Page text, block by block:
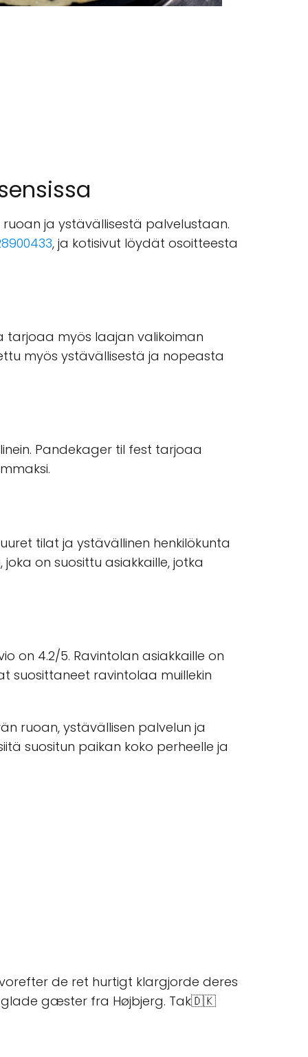
ja ystävällisestä palvelustaan.
, ja kotisivut löydät osoitteesta
tarjoaa myös laajan valikoiman
myös ystävällisestä ja nopeasta
Pandekager til fest tarjoaa
tilat ja ystävällinen henkilökunta
, joka on suosittu asiakkaille, jotka
on 4.2/5. Ravintolan asiakkaille on
suosittaneet ravintolaa muillekin
ruoan, ystävällisen palvelun ja
suositun paikan koko perheelle ja
de ret hurtigt klargjorde deres
glade gæster fra Højbjerg. Tak🇩🇰